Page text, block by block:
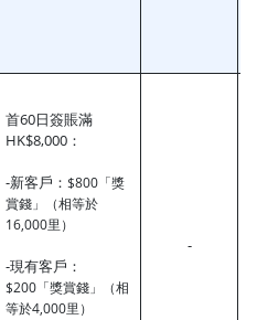
首60日簽賬滿
HK$8,000：
-新客戶： $800「獎
賞錢」（相等於
16,000里）
-現有客戶：
$200「獎賞錢」（相
等於4,000里）
-